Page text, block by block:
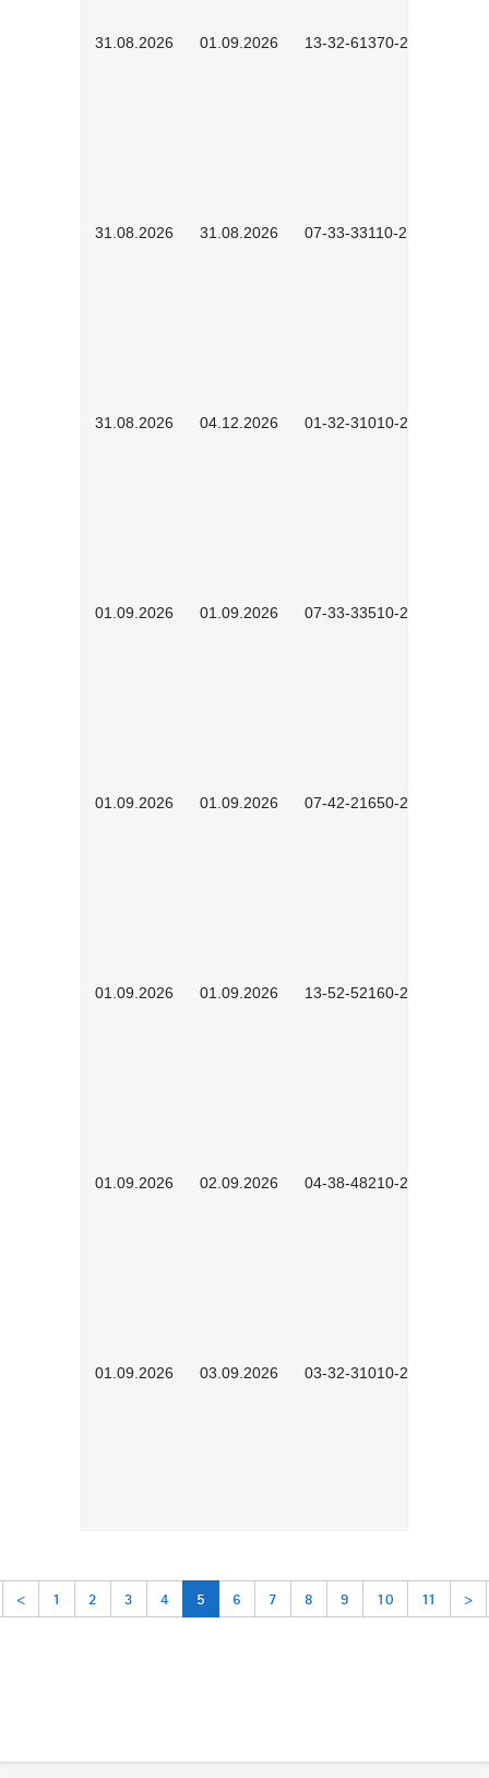
31.08.2026 01.09.2026 13-32-61370-2602
31.08.2026 31.08.2026 07-33-33110-2602
31.08.2026 04.12.2026 01-32-31010-2601
01.09.2026 01.09.2026 07-33-33510-2601
01.09.2026 01.09.2026 07-42-21650-2601
01.09.2026 01.09.2026 13-52-52160-2601
01.09.2026 02.09.2026 04-38-48210-2601
01.09.2026 03.09.2026 03-32-31010-2603
< 1 2 3 4 5 6 7 8 9 10 11 >